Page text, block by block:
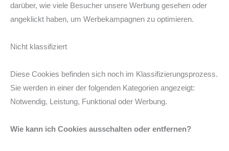
darüber, wie viele Besucher unsere Werbung gesehen oder
angeklickt haben, um Werbekampagnen zu optimieren.
Nicht klassifiziert
Diese Cookies befinden sich noch im Klassifizierungsprozess.
Sie werden in einer der folgenden Kategorien angezeigt:
Notwendig, Leistung, Funktional oder Werbung.
Wie kann ich Cookies ausschalten oder entfernen?